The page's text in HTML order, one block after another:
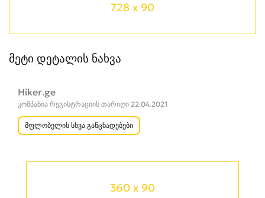
360 x 90
728 x 90
მეტი დეტალის ნახვა
Hiker.ge
კომპანია რეგისტრაციის თარიღი 22.04.2021
მფლობელის სხვა განცხადებები